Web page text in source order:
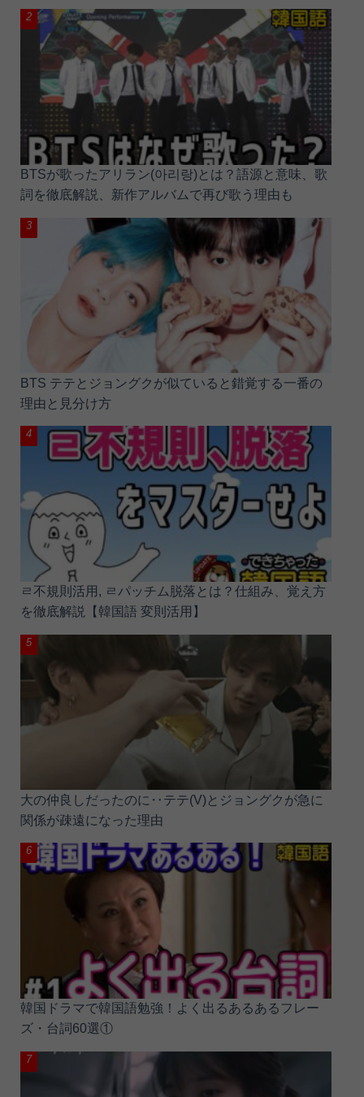
BTSが歌ったアリラン(아리랑)とは？語源と意味、歌
詞を徹底解説、新作アルバムで再び歌う理由も
BTS テテとジョングクが似ていると錯覚する一番の
理由と見分け方
ㄹ不規則活用, ㄹパッチム脱落とは？仕組み、覚え方
を徹底解説【韓国語 変則活用】
大の仲良しだったのに‥テテ(V)とジョングクが急に
関係が疎遠になった理由
韓国ドラマで韓国語勉強！よく出るあるあるフレー
ズ・台詞60選①